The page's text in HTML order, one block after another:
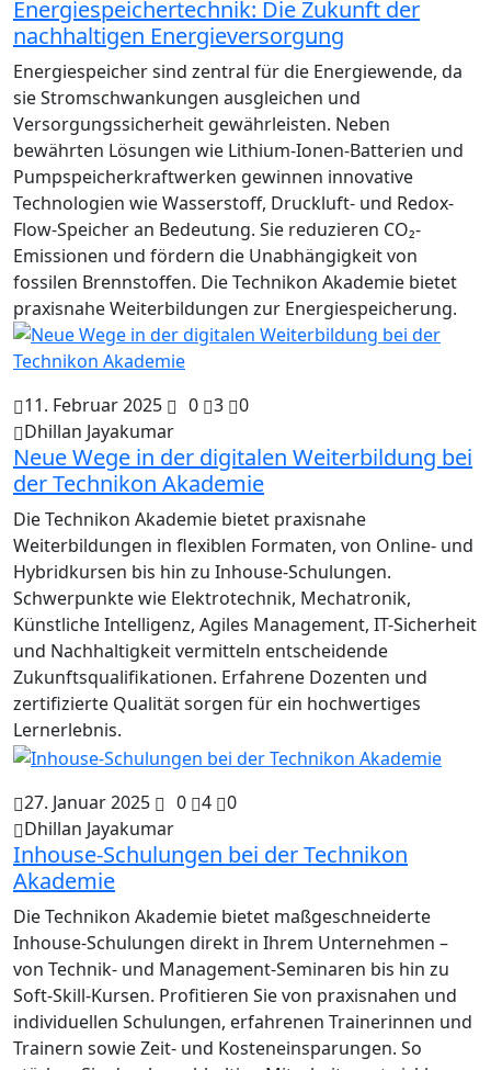
Energiespeichertechnik: Die Zukunft der
nachhaltigen Energieversorgung
Energiespeicher sind zentral für die Energiewende, da
sie Stromschwankungen ausgleichen und
Versorgungssicherheit gewährleisten. Neben
bewährten Lösungen wie Lithium-Ionen-Batterien und
Pumpspeicherkraftwerken gewinnen innovative
Technologien wie Wasserstoff, Druckluft- und Redox-
Flow-Speicher an Bedeutung. Sie reduzieren CO₂-
Emissionen und fördern die Unabhängigkeit von
fossilen Brennstoffen. Die Technikon Akademie bietet
praxisnahe Weiterbildungen zur Energiespeicherung.
11. Februar 2025 0 3
0
Dhillan Jayakumar
Neue Wege in der digitalen Weiterbildung bei
der Technikon Akademie
Die Technikon Akademie bietet praxisnahe
Weiterbildungen in flexiblen Formaten, von Online- und
Hybridkursen bis hin zu Inhouse-Schulungen.
Schwerpunkte wie Elektrotechnik, Mechatronik,
Künstliche Intelligenz, Agiles Management, IT-Sicherheit
und Nachhaltigkeit vermitteln entscheidende
Zukunftsqualifikationen. Erfahrene Dozenten und
zertifizierte Qualität sorgen für ein hochwertiges
Lernerlebnis.
27. Januar 2025 0 4
0
Dhillan Jayakumar
Inhouse-Schulungen bei der Technikon
Akademie
Die Technikon Akademie bietet maßgeschneiderte
Inhouse-Schulungen direkt in Ihrem Unternehmen –
von Technik- und Management-Seminaren bis hin zu
Soft-Skill-Kursen. Profitieren Sie von praxisnahen und
individuellen Schulungen, erfahrenen Trainerinnen und
Trainern sowie Zeit- und Kosteneinsparungen. So